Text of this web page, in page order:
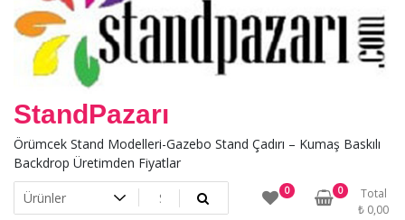
StandPazarı
Örümcek Stand Modelleri-Gazebo Stand Çadırı – Kumaş Baskılı
Backdrop Üretimden Fiyatlar
0 0
Total
₺ 0,00